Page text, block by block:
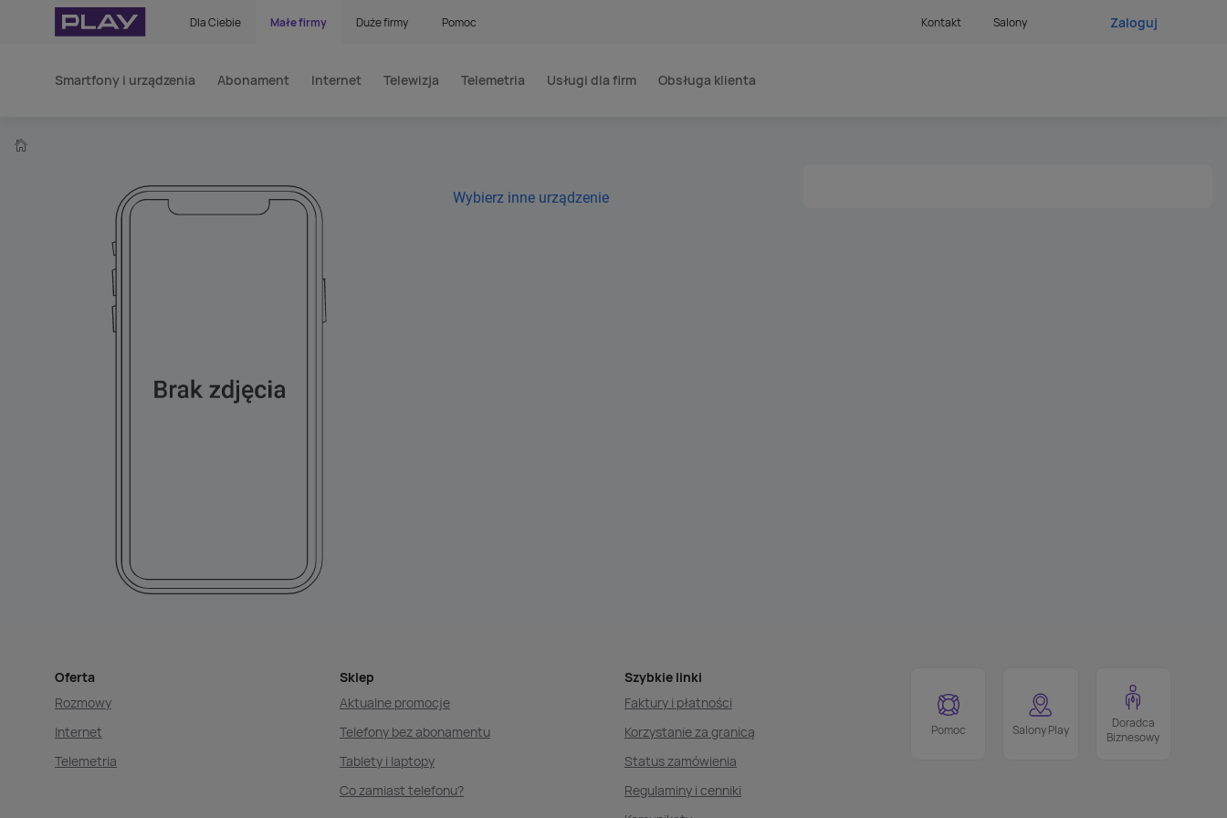
Dla Ciebie Małe firmy Duże firmy Pomoc Kontakt Salony Zaloguj
Smartfony i urządzenia Abonament Internet Telewizja Telemetria Usługi dla firm Obsługa klienta
Wybierz inne urządzenie
Oferta
Rozmowy
Internet
Telemetria
Sklep
Aktualne promocje
Telefony bez abonamentu
Tablety i laptopy
Co zamiast telefonu?
Szybkie linki
Faktury i płatności
Korzystanie za granicą
Status zamówienia
Regulaminy i cenniki
Pomoc Salony Play
Doradca
Biznesowy